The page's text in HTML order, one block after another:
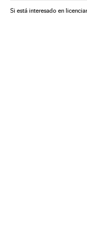
Si está interesado en